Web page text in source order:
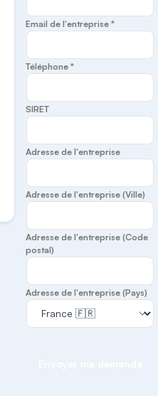
Email de l'entreprise *
Téléphone *
SIRET
Adresse de l'entreprise
Adresse de l'entreprise (Ville)
Adresse de l'entreprise (Code
postal)
Adresse de l'entreprise (Pays)